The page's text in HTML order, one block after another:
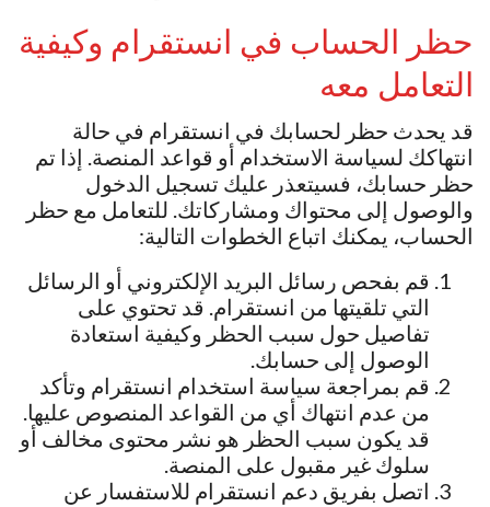
حظر الحساب في انستقرام وكيفية
التعامل معه
قد يحدث حظر لحسابك في انستقرام في حالة
انتهاكك لسياسة الاستخدام أو قواعد المنصة. إذا تم
حظر حسابك، فسيتعذر عليك تسجيل الدخول
والوصول إلى محتواك ومشاركاتك. للتعامل مع حظر
الحساب، يمكنك اتباع الخطوات التالية:
قم بفحص رسائل البريد الإلكتروني أو الرسائل
التي تلقيتها من انستقرام. قد تحتوي على
تفاصيل حول سبب الحظر وكيفية استعادة
الوصول إلى حسابك.
قم بمراجعة سياسة استخدام انستقرام وتأكد
من عدم انتهاك أي من القواعد المنصوص عليها.
قد يكون سبب الحظر هو نشر محتوى مخالف أو
سلوك غير مقبول على المنصة.
اتصل بفريق دعم انستقرام للاستفسار عن